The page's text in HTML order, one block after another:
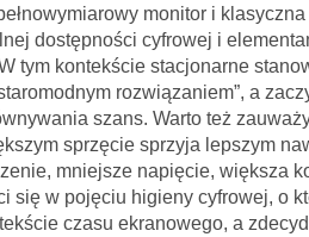
monitor i
dostępności cyfrowej i
tym kontekście stacjonarne
rozwiązaniem”, a
szans. Warto też
sprzęcie sprzyja lepszym
mniejsze napięcie, większa
się w pojęciu higieny cyfrowej, o
czasu ekranowego, a